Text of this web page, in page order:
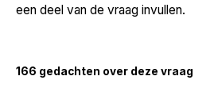
een deel van de vraag invullen.
166 gedachten over deze vraag